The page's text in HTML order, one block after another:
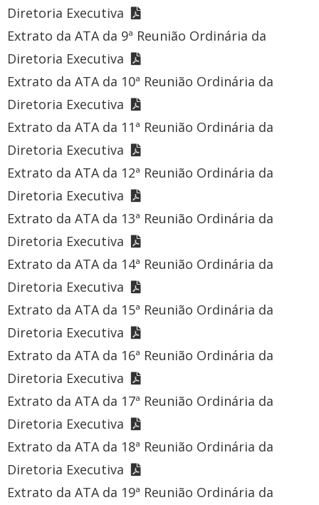
Diretoria Executiva
Extrato da ATA da 9ª Reunião Ordinária da
Diretoria Executiva
Extrato da ATA da 10ª Reunião Ordinária da
Diretoria Executiva
Extrato da ATA da 11ª Reunião Ordinária da
Diretoria Executiva
Extrato da ATA da 12ª Reunião Ordinária da
Diretoria Executiva
Extrato da ATA da 13ª Reunião Ordinária da
Diretoria Executiva
Extrato da ATA da 14ª Reunião Ordinária da
Diretoria Executiva
Extrato da ATA da 15ª Reunião Ordinária da
Diretoria Executiva
Extrato da ATA da 16ª Reunião Ordinária da
Diretoria Executiva
Extrato da ATA da 17ª Reunião Ordinária da
Diretoria Executiva
Extrato da ATA da 18ª Reunião Ordinária da
Diretoria Executiva
Extrato da ATA da 19ª Reunião Ordinária da